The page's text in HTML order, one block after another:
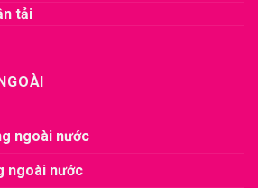
tải
ngoài nước
ngoài nước